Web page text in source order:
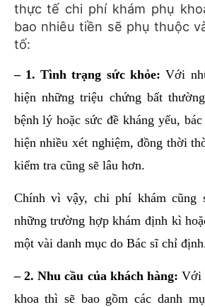
thực tế chi phí khám phụ
bao nhiêu tiền sẽ phụ thuộc
tố:
– 1. Tình trạng sức khỏe: Với
hiện những triệu chứng bất
bệnh lý hoặc sức đề kháng yếu,
hiện nhiều xét nghiệm, đồng thời
kiểm tra cũng sẽ lâu hơn.
Chính vì vậy, chi phí khám cũng
những trường hợp khám định kì
một vài danh mục do Bác sĩ chỉ
– 2. Nhu cầu của khách hàng: Với
khoa thì sẽ bao gồm các danh